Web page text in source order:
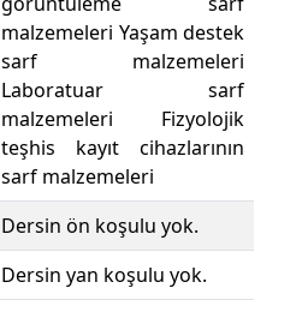
malzemeleri Yaşam destek
sarf malzemeleri
Laboratuar sarf
malzemeleri Fizyolojik
teşhis kayıt cihazlarının
sarf malzemeleri
Dersin ön koşulu yok.
Dersin yan koşulu yok.